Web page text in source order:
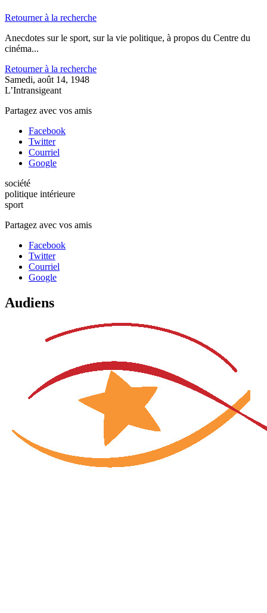
Retourner à la recherche
Anecdotes sur le sport, sur la vie politique, à propos du Centre du
cinéma...
Retourner à la recherche
Samedi, août 14, 1948
L’Intransigeant
Partagez avec vos amis
Facebook
Twitter
Courriel
Google
société
politique intérieure
sport
Partagez avec vos amis
Facebook
Twitter
Courriel
Google
Audiens